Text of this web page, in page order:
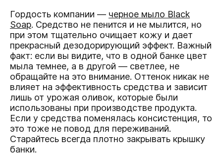
Гордость компании — черное мыло Black
Soap. Средство не пенится и не мылится, но
при этом тщательно очищает кожу и дает
прекрасный дезодорирующий эффект. Важный
факт: если вы видите, что в одной банке цвет
мыла темнее, а в другой — светлее, не
обращайте на это внимание. Оттенок никак не
влияет на эффективность средства и зависит
лишь от урожая оливок, которые были
использованы при производстве продукта.
Если у средства поменялась консистенция, то
это тоже не повод для переживаний.
Старайтесь всегда плотно закрывать крышку
банки.